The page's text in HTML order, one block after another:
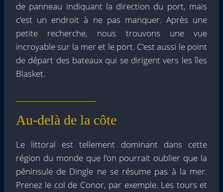
de panneau indiquant la direction du port, mais
c’est un endroit à ne pas manquer. Après une
petite recherche, nous trouvons une vue
incroyable sur la mer et le port. C’est aussi le point
de départ des bateaux qui se dirigent vers les îles
Blasket.
Au-delà de la côte
Le littoral est tellement dominant dans cette
région du monde que l’on pourrait oublier que la
péninsule de Dingle ne se résume pas à la mer.
Prenez le col de Conor, par exemple. Les tours et